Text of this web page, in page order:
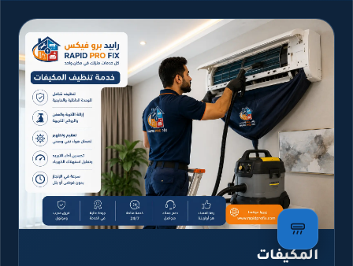
المكيفات